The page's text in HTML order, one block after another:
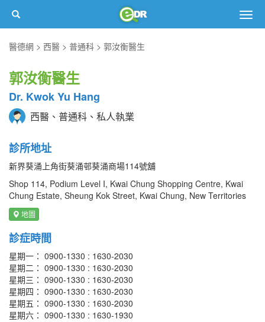
醫德網
西醫 普通科 郭汝衡醫生
郭汝衡醫生
Dr. Kwok Yu Hang
西醫、普通科、私人執業
診所地址
新界葵涌上角街葵涌邨葵涌商場114號舖
Shop 114, Podium Level I, Kwai Chung Shopping Centre, Kwai
Chung Estate, Sheung Kok Street, Kwai Chung, New Territories
地圖
診症時間
星期一： 0900-1330 : 1630-2030
星期二： 0900-1330 : 1630-2030
星期三： 0900-1330 : 1630-2030
星期四： 0900-1330 : 1630-2030
星期五： 0900-1330 : 1630-2030
星期六： 0900-1330 : 1630-1930